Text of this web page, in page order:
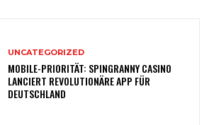
UNCATEGORIZED
MOBILE-PRIORITÄT: SPINGRANNY CASINO
LANCIERT REVOLUTIONÄRE APP FÜR
DEUTSCHLAND